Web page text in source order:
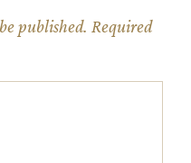
published. Required